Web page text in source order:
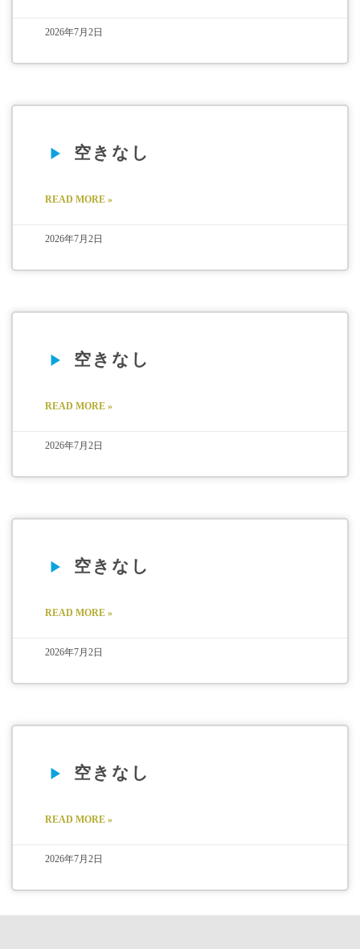
2026年7月2日
空きなし
READ MORE »
2026年7月2日
空きなし
READ MORE »
2026年7月2日
空きなし
READ MORE »
2026年7月2日
空きなし
READ MORE »
2026年7月2日